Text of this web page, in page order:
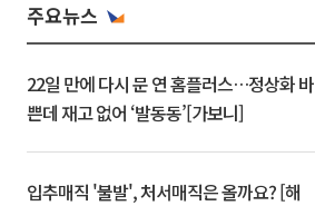
주요뉴스
22일 만에 다시 문 연 홈플러스…정상화 바
쁜데 재고 없어 ‘발동동’[가보니]
입추매직 '불발', 처서매직은 올까요? [해